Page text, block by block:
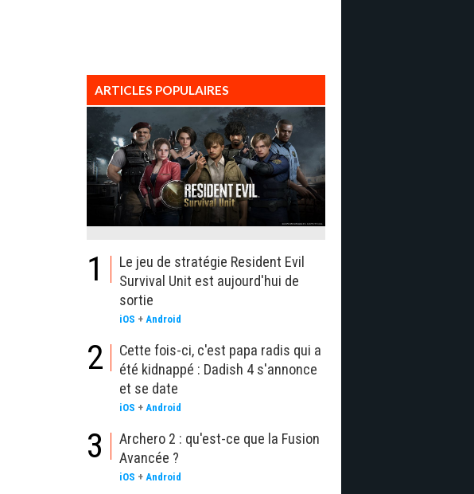
ARTICLES POPULAIRES
1
Le jeu de stratégie Resident Evil
Survival Unit est aujourd'hui de
sortie
iOS + Android
2
Cette fois-ci, c'est papa radis qui a
été kidnappé : Dadish 4 s'annonce
et se date
iOS + Android
3
Archero 2 : qu'est-ce que la Fusion
Avancée ?
iOS + Android